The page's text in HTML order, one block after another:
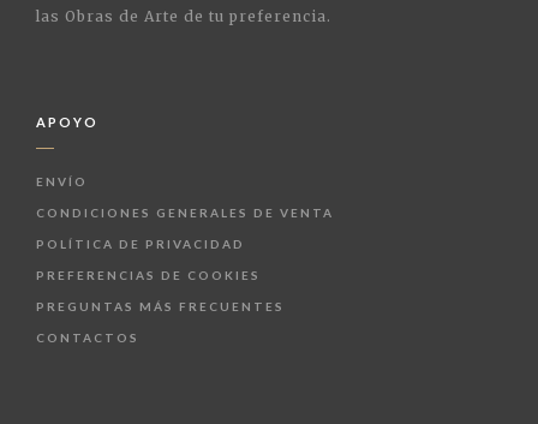
las Obras de Arte de tu preferencia.
APOYO
ENVÍO
CONDICIONES GENERALES DE VENTA
POLÍTICA DE PRIVACIDAD
PREFERENCIAS DE COOKIES
PREGUNTAS MÁS FRECUENTES
CONTACTOS